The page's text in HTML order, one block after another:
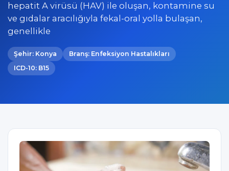
hepatit A virüsü (HAV) ile oluşan, kontamine su
ve gıdalar aracılığıyla fekal-oral yolla bulaşan,
genellikle
Şehir: Konya
Branş: Enfeksiyon Hastalıkları
ICD-10: B15